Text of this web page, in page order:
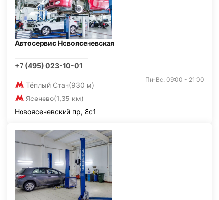
Автосервис Новоясеневская
+7 (495) 023-10-01
Тёплый Стан(930 м)
Ясенево(1,35 км)
Пн-Вс: 09:00 - 21:00
Новоясеневский пр, 8с1